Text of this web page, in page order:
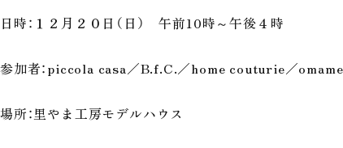
日時：１２月２０日（日） 午前10時～午後４時
参加者：piccola casa／B.f.C.／home couturie／
場所：里やま工房モデルハウス